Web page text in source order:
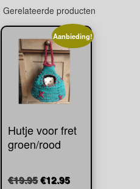
Gerelateerde producten
Aanbieding!
Hutje voor fret
groen/rood
€19.95Oorspronkelijke
€12.95Huidige